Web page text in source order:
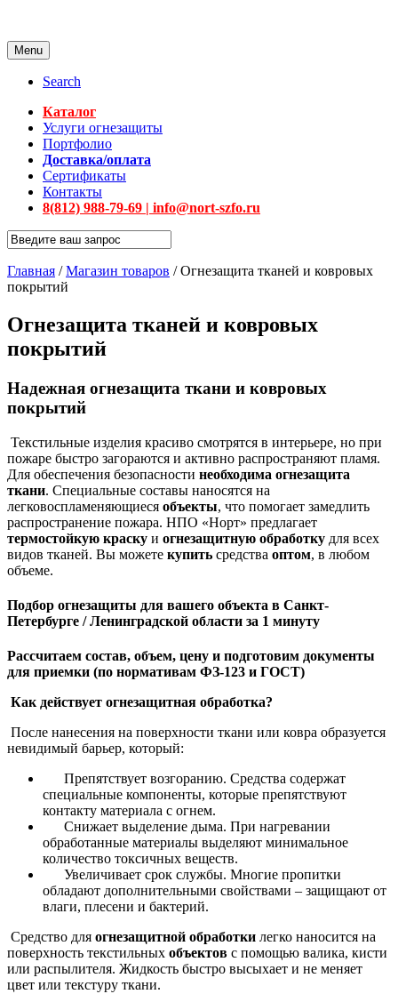
Menu
Search
Каталог
Услуги огнезащиты
Портфолио
Доставка/оплата
Сертификаты
Контакты
8(812) 988-79-69 | info@nort-szfo.ru
Главная / Магазин товаров /Огнезащита тканей и ковровых
покрытий
Огнезащита тканей и ковровых
покрытий
Надежная огнезащита ткани и ковровых
покрытий
Текстильные изделия красиво смотрятся в интерьере, но при
пожаре быстро загораются и активно распространяют пламя.
Для обеспечения безопасности необходима огнезащита
ткани. Специальные составы наносятся на
легковоспламеняющиеся объекты, что помогает замедлить
распространение пожара. НПО «Норт» предлагает
термостойкую краску и огнезащитную обработку для всех
видов тканей. Вы можете купить средства оптом, в любом
объеме.
Подбор огнезащиты для вашего объекта в Санкт-
Петербурге / Ленинградской области за 1 минуту
Рассчитаем состав, объем, цену и подготовим документы
для приемки (по нормативам ФЗ-123 и ГОСТ)
Как действует огнезащитная обработка?
После нанесения на поверхности ткани или ковра образуется
невидимый барьер, который:
Препятствует возгоранию. Средства содержат
специальные компоненты, которые препятствуют
контакту материала с огнем.
Снижает выделение дыма. При нагревании
обработанные материалы выделяют минимальное
количество токсичных веществ.
Увеличивает срок службы. Многие пропитки
обладают дополнительными свойствами – защищают от
влаги, плесени и бактерий.
Средство для огнезащитной обработки легко наносится на
поверхность текстильных объектов с помощью валика, кисти
или распылителя. Жидкость быстро высыхает и не меняет
цвет или текстуру ткани.